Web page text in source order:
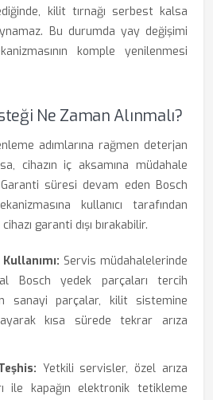
kilit tırnağı serbest kalsa
Bu durumda yay değişimi
komple yenilenmesi
Ne Zaman Alınmalı?
adımlarına rağmen deterjan
cihazın iç aksamına müdahale
süresi devam eden Bosch
kullanıcı tarafından
garanti dışı bırakabilir.
Servis müdahalelerinde
Bosch yedek parçaları tercih
sanayi parçalar, kilit sistemine
kısa sürede tekrar arıza
Yetkili servisler, özel arıza
ile kapağın elektronik tetikleme